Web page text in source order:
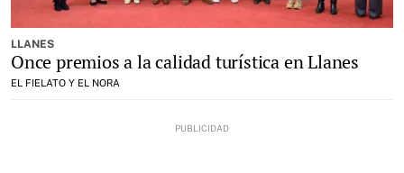
LLANES
Once premios a la calidad turística en Llanes
EL FIELATO Y EL NORA